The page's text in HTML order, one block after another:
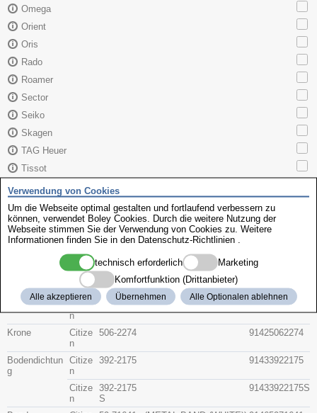
Omega
Orient
Oris
Rado
Roamer
Sector
Seiko
Skagen
TAG Heuer
Tissot
Zenith
Citizen 4-894626
Gruppe HerstellerTeile-Nr. Beschreibung Artikel-Nr.
Glas
Citize
n
54-89447 (GOLD) 91415489447
Krone
Citize
n
506-2274 91425062274
Bodendichtun
g
Citize
n
392-2175 91433922175
Citize
n
392-2175
S
91433922175S
Verwendung von Cookies
Um die Webseite optimal gestalten und fortlaufend verbessern zu
können, verwendet Boley Cookies. Durch die weitere Nutzung der
Webseite stimmen Sie der Verwendung von Cookies zu. Weitere
Informationen finden Sie in den Datenschutz-Richtlinien
technisch erforderlich
Marketing
Komfortfunktion (Drittanbieter)
Alle akzeptieren Übernehmen Alle Optionalen ablehnen